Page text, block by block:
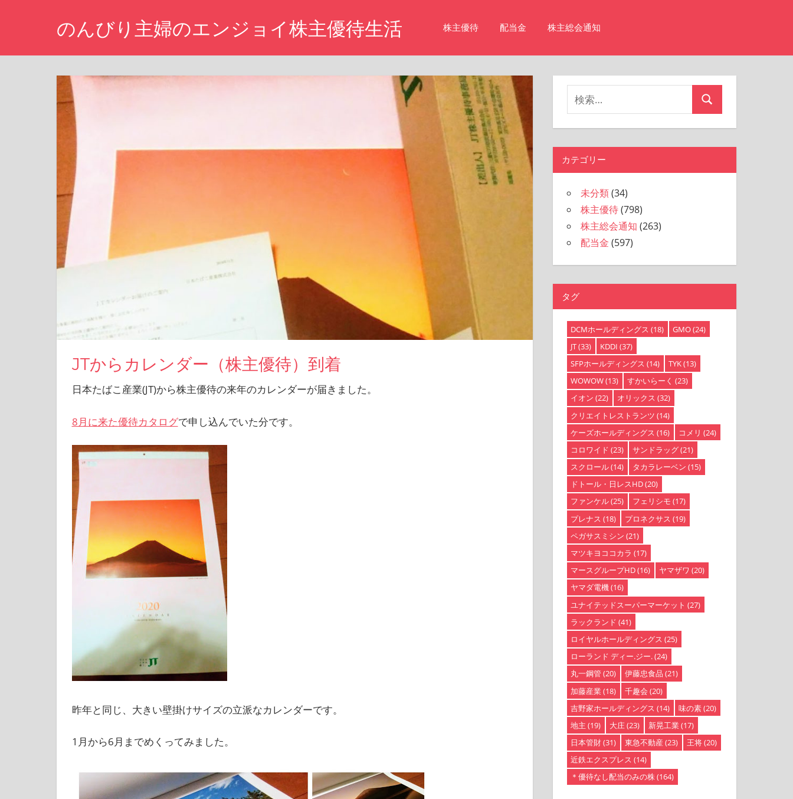
ン
のんびり主婦のエンジョイ株主優待生活
を
辞
め
株
活
を
ブ
ロ
株主優待 配当金 株主総会通知
JTからカレンダー（株主優待）到着
日本たばこ産業(JT)から株主優待の来年のカレンダーが届きました。
8月に来た優待カタログで申し込んでいた分です。
昨年と同じ、大きい壁掛けサイズの立派なカレンダーです。
1月から6月までめくってみました。
対
検
カテゴリー
未分類(34)
株主優待(798)
株主総会通知 (263)
配当金 (597)
タグ
DCMホールディングス (18) GMO(24)
JT(33) KDDI (37)
SFPホールディングス (14) TYK(13)
WOWOW(13) すかいらーく (23)
イオン (22) オリックス (32)
クリエイトレストランツ (14)
ケーズホールディングス (16) コメリ (24)
コロワイド (23) サンドラッグ(21)
スクロール(14) タカラレーベン (15)
ドトール・日レスHD(20)
ファンケル(25) フェリシモ (17)
プレナス (18) プロネクサス (19)
ペガサスミシン (21)
マツキヨココカラ (17)
マースグループHD(16) ヤマザワ (20)
ヤマダ電機(16)
ユナイテッドスーパーマーケット (27)
ラックランド (41)
ロイヤルホールディングス (25)
ローランド ディー.ジー.(24)
丸一鋼管(20) 伊藤忠食品 (21)
加藤産業 (18) 千趣会 (20)
吉野家ホールディングス (14) 味の素(20)
地主 (19) 大庄(23) 新晃工業 (17)
日本管財(31) 東急不動産 (23) 王将(20)
近鉄エクスプレス (14)
＊優待なし配当のみの株(164)